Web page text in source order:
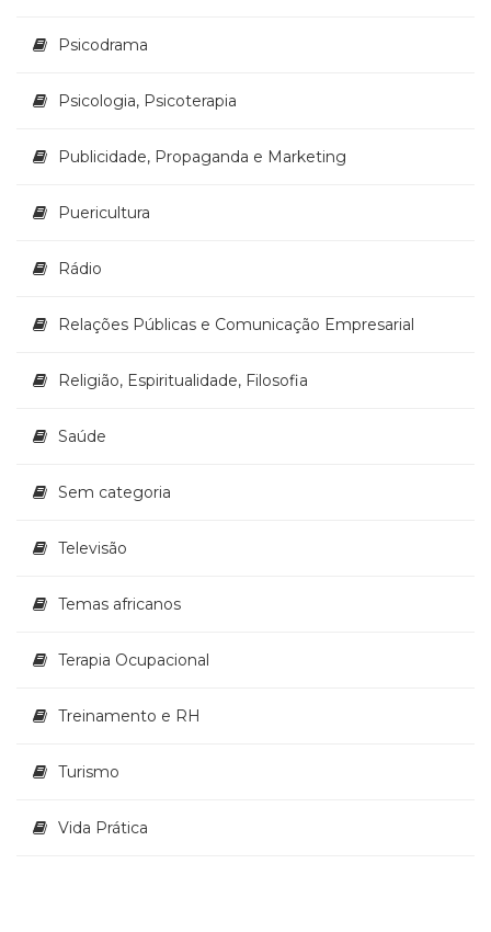
Psicodrama
Psicologia, Psicoterapia
Publicidade, Propaganda e Marketing
Puericultura
Rádio
Relações Públicas e Comunicação Empresarial
Religião, Espiritualidade, Filosofia
Saúde
Sem categoria
Televisão
Temas africanos
Terapia Ocupacional
Treinamento e RH
Turismo
Vida Prática